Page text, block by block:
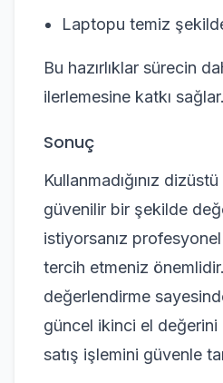
Laptopu temiz
Bu hazırlıklar sürecin
ilerlemesine katkı sağlar.
Sonuç
Kullanmadığınız dizüstü
güvenilir bir şekilde
istiyorsanız
tercih etmeniz
değerlendirme
güncel ikinci el
satış işlemini güvenle